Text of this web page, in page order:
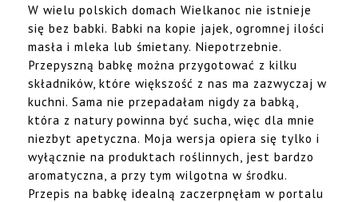
W wielu polskich domach Wielkanoc nie istnieje
się bez babki. Babki na kopie jajek, ogromnej ilości
masła i mleka lub śmietany. Niepotrzebnie.
Przepyszną babkę można przygotować z kilku
składników, które większość z nas ma zazwyczaj w
kuchni. Sama nie przepadałam nigdy za babką,
która z natury powinna być sucha, więc dla mnie
niezbyt apetyczna. Moja wersja opiera się tylko i
wyłącznie na produktach roślinnych, jest bardzo
aromatyczna, a przy tym wilgotna w środku.
Przepis na babkę idealną zaczerpnęłam w portalu